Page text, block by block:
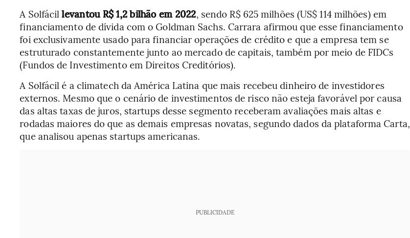
A Solfácillevantou R$ 1,2 bilhão em 2022, sendo R$ 625 milhões (US$ 114 milhões) em
financiamento de dívida com o Goldman Sachs. Carrara afirmou que esse financiamento
foi exclusivamente usado para financiar operações de crédito e que a empresa tem se
estruturado constantemente junto ao mercado de capitais, também por meio de FIDCs
(Fundos de Investimento em Direitos Creditórios).
A Solfácil é a climatech da América Latina que mais recebeu dinheiro de investidores
externos. Mesmo que o cenário de investimentos de risco não esteja favorável por causa
das altas taxas de juros, startups desse segmento receberam avaliações mais altas e
rodadas maiores do que as demais empresas novatas, segundo dados da plataforma Carta,
que analisou apenas startups americanas.
PUBLICIDADE